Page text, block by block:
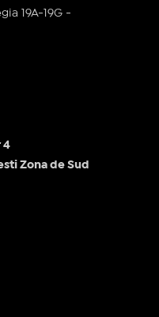
19A-19G -
4
Zona de Sud